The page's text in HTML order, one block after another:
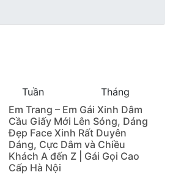
Tuần
Tháng
Em Trang – Em Gái Xinh Dâm
Cầu Giấy Mới Lên Sóng, Dáng
Đẹp Face Xinh Rất Duyên
Dáng, Cực Dâm và Chiều
Khách A đến Z | Gái Gọi Cao
Cấp Hà Nội